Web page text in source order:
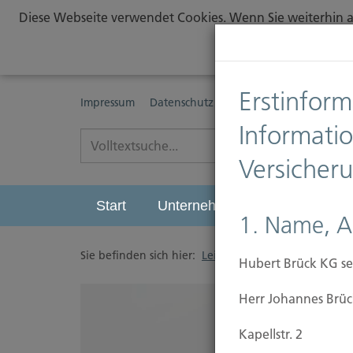
Diese Webseite verwendet Cookies. Wenn Sie
Impressum Datenschutz Erstinformationspflichten
Start Unternehmen
Sie befinden sich hier: Leistungen Sichern /
1. Name,
Hubert Brück KG
Herr Johannes
Kapellstr. 2